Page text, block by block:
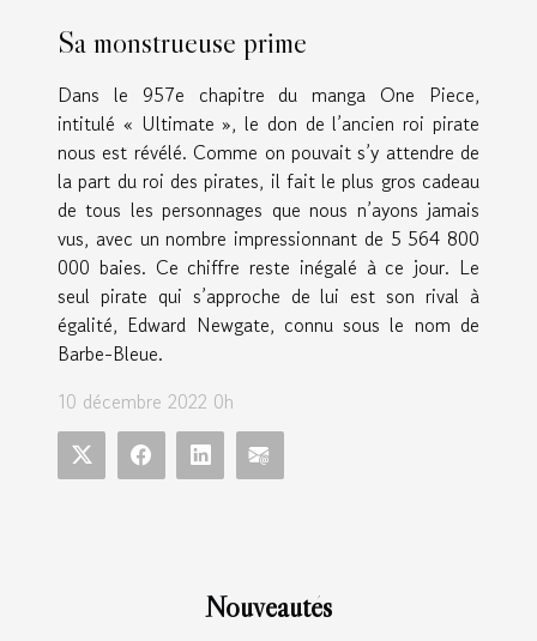
Sa monstrueuse prime
Dans le 957e chapitre du manga One Piece,
intitulé « Ultimate », le don de l’ancien roi pirate
nous est révélé. Comme on pouvait s’y attendre de
la part du roi des pirates, il fait le plus gros cadeau
de tous les personnages que nous n’ayons jamais
vus, avec un nombre impressionnant de 5 564 800
000 baies. Ce chiffre reste inégalé à ce jour. Le
seul pirate qui s’approche de lui est son rival à
égalité, Edward Newgate, connu sous le nom de
Barbe-Bleue.
10 décembre 2022 0h
Nouveautés